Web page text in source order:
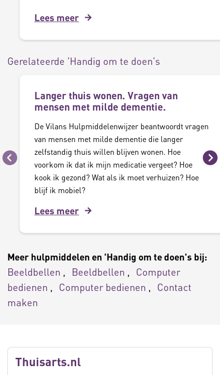
Lees meer
Gerelateerde 'Handig om te doen's
Vorige
Langer thuis wonen. Vragen van
mensen met milde dementie.
De Vilans Hulpmiddelenwijzer beantwoordt vragen
van mensen met milde dementie die langer
zelfstandig thuis willen blijven wonen. Hoe
voorkom ik dat ik mijn medicatie vergeet? Hoe
kook ik gezond? Wat als ik moet verhuizen? Hoe
blijf ik mobiel?
Lees meer
Meer hulpmiddelen en 'Handig om te doen's bij:
Beeldbellen Beeldbellen
Computer
bedienen
Computer bedienen
Contact
maken
Thuisarts.nl